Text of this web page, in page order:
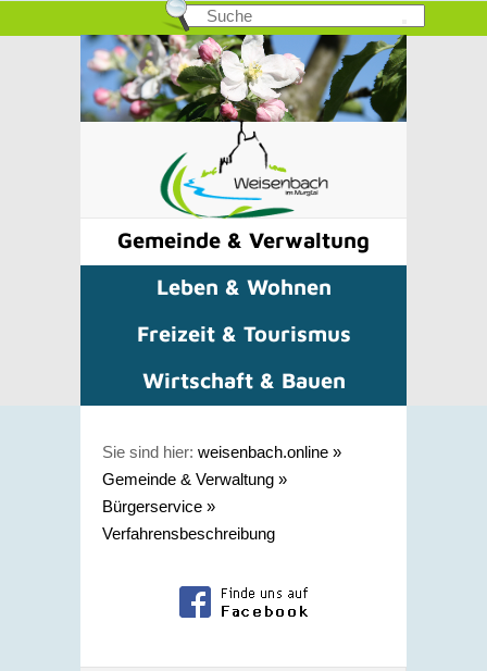
Gemeinde & Verwaltung
Leben & Wohnen
Freizeit & Tourismus
Wirtschaft & Bauen
Sie sind hier: weisenbach.online »
Gemeinde & Verwaltung »
Bürgerservice »
Verfahrensbeschreibung